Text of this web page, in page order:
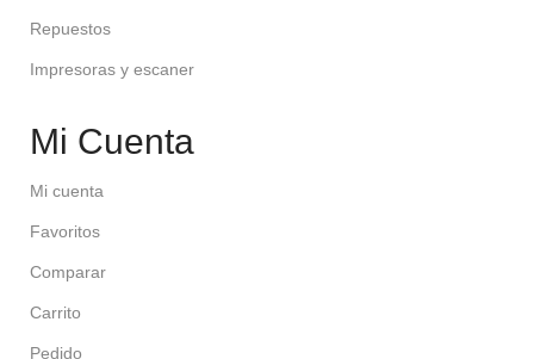
Repuestos
Impresoras y escaner
Mi Cuenta
Mi cuenta
Favoritos
Comparar
Carrito
Pedido